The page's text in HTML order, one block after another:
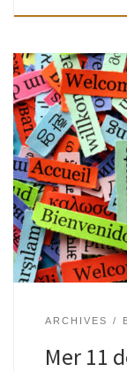
Adultes |
16H – 18H30
une langue
comprendre
ARCHIVES
Mer 11